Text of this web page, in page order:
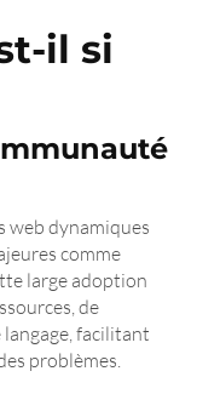
il si
web dynamiques
comme
large adoption
de
facilitant
problèmes.